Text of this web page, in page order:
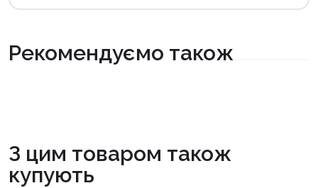
Рекомендуємо також
З цим товаром також
купують